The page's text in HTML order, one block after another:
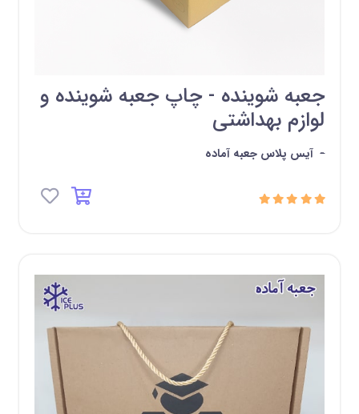
جعبه شوینده - چاپ جعبه شوینده و
لوازم بهداشتی
- آیس پلاس جعبه آماده